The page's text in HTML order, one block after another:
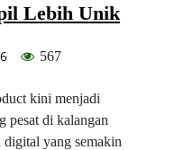
Lebih Unik
567
kini menjadi
pesat di kalangan
digital yang semakin